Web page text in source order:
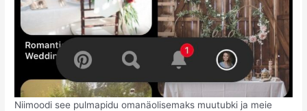
Niimoodi see pulmapidu omanäolisemaks muutubki ja meie